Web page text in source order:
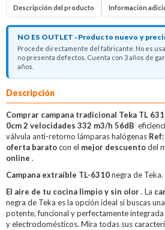
Descripción del producto Información
NO ES OUTLET · Producto nuevo y
Procede directamente del fabricante. No es
no presenta defectos. Cuenta con 3 años de
años.
Descripción
Comprar campana tradicional Teka TL
0cm 2 velocidades 332 m3/h 56dB
válvula anti-retorno lámparas halógenas
oferta baratocon el mejor descuentodel
online .
Campana extraíble TL-6310negra de Teka.
El aire de tu cocina limpio y sin olor. La
negra de Teka es la opción ideal si buscas
potente, funcional y perfectamente
y electrodomésticos. Mira todas sus